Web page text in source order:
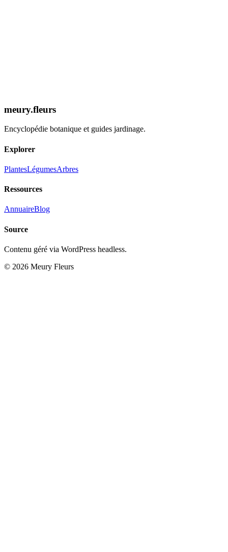
Découvrir la Fiche
meury.fleurs
Encyclopédie botanique et guides jardinage.
Explorer
PlantesLégumesArbres
Ressources
AnnuaireBlog
Source
Contenu géré via WordPress headless.
© 2026 Meury Fleurs